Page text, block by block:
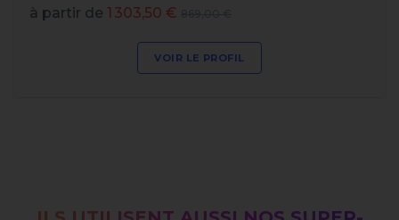
à partir de 1 303,50 €
VOIR LE PROFIL